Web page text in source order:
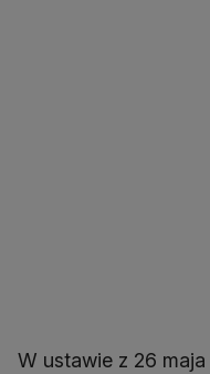
W ustawie z 26